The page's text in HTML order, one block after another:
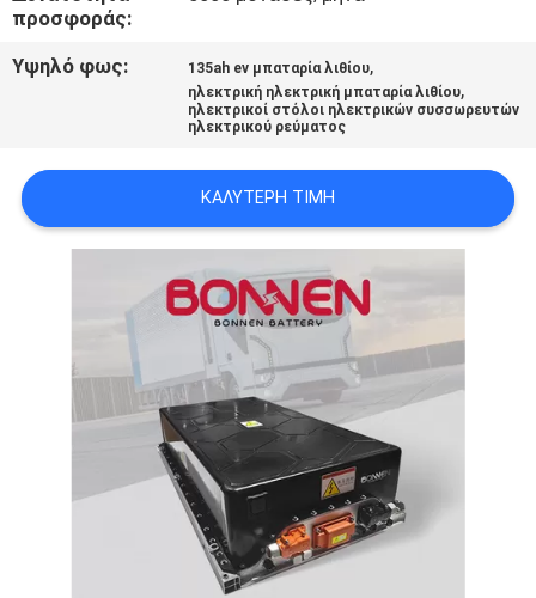
προσφοράς:
Υψηλό φως: 135ah ev μπαταρία λιθίου,
ηλεκτρική ηλεκτρική μπαταρία λιθίου,
ηλεκτρικοί στόλοι ηλεκτρικών συσσωρευτών
ηλεκτρικού ρεύματος
ΚΑΛΎΤΕΡΗ ΤΙΜΉ